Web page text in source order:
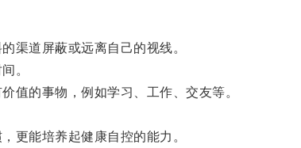
道屏蔽或远离自己的视线。
。
的事物，例如学习、工作、交友等。
能培养起健康自控的能力。